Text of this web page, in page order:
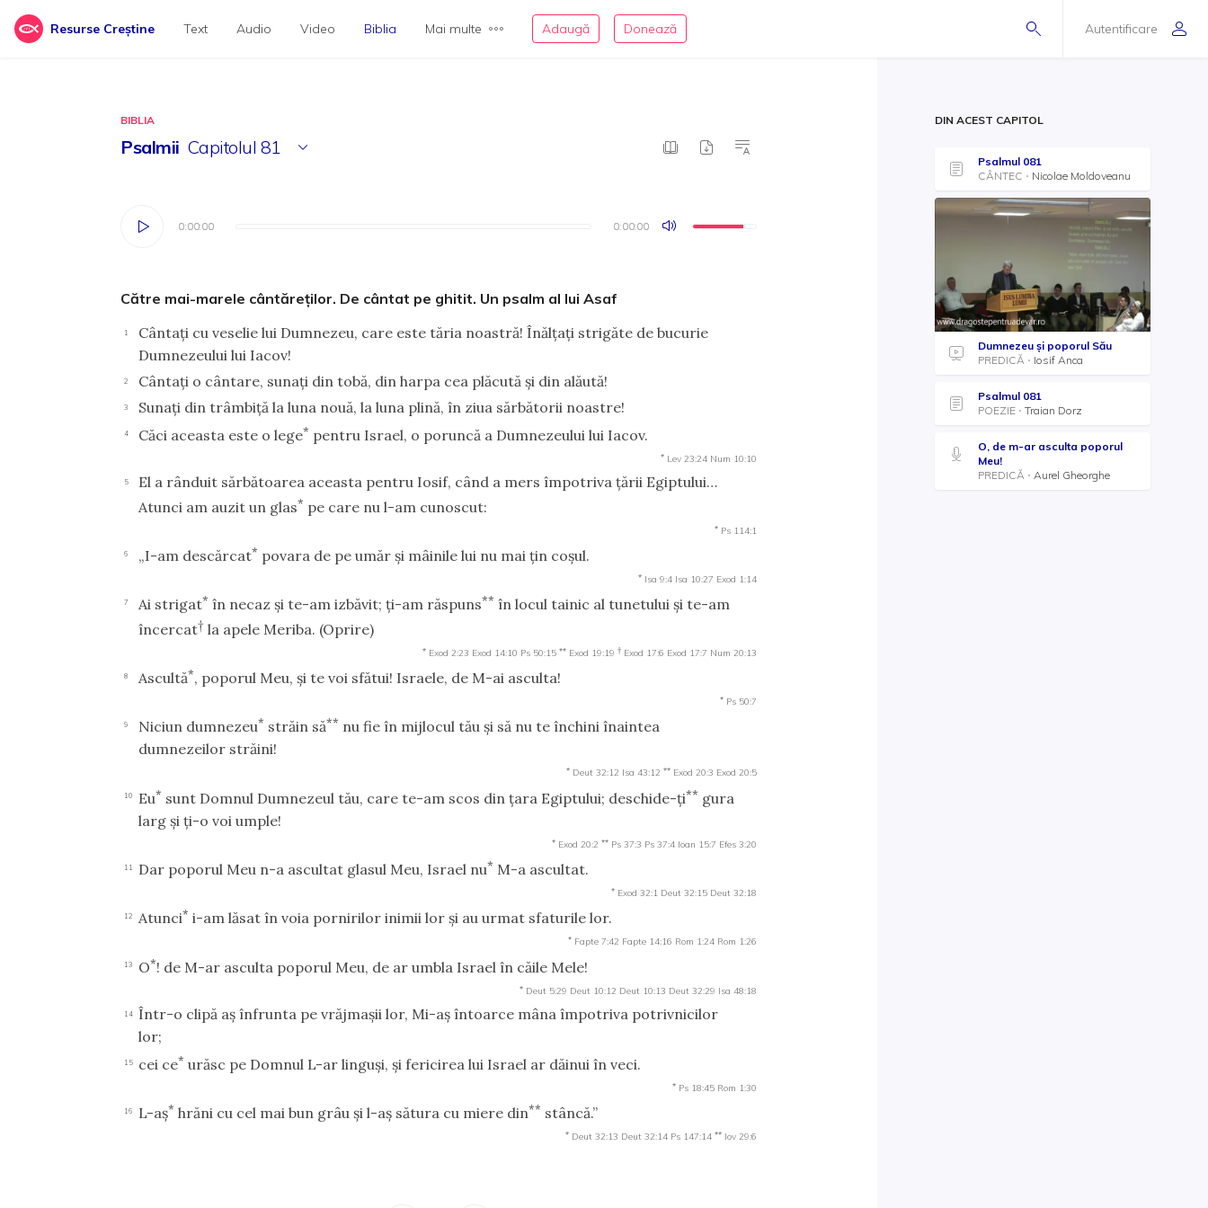
Resurse Creștine Autentificare
Text Audio Video Biblia Mai multe Adaugă Donează
BIBLIA
Psalmii Capitolul 81
0:00:00 0:00:00
0:00:00 0:00:00
Către mai-marele cântăreţilor. De cântat pe ghitit. Un psalm al lui Asaf
1
Cântaţi cu veselie lui Dumnezeu, care este tăria noastră! Înălţaţi strigăte de bucurie
Dumnezeului lui Iacov!
2 Cântaţi o cântare, sunaţi din tobă, din harpa cea plăcută şi din alăută!
3 Sunaţi din trâmbiţă la luna nouă, la luna plină, în ziua sărbătorii noastre!
4 Căci aceasta este o lege* pentru Israel, o poruncă a Dumnezeului lui Iacov.
* Lev 23:24 Num 10:10
5
El a rânduit sărbătoarea aceasta pentru Iosif, când a mers împotriva ţării Egiptului…
Atunci am auzit un glas* pe care nu l-am cunoscut:
* Ps 114:1
6 „I-am descărcat* povara de pe umăr şi mâinile lui nu mai ţin coşul.
* Isa 9:4 Isa 10:27 Exod 1:14
7 Ai strigat* în necaz şi te-am izbăvit; ţi-am răspuns** în locul tainic al tunetului şi te-am
încercat† la apele Meriba. (Oprire)
* Exod 2:23 Exod 14:10 Ps 50:15 ** Exod 19:19 † Exod 17:6 Exod 17:7 Num 20:13
8 Ascultă*, poporul Meu, şi te voi sfătui! Israele, de M-ai asculta!
* Ps 50:7
9 Niciun dumnezeu* străin să** nu fie în mijlocul tău şi să nu te închini înaintea
dumnezeilor străini!
* Deut 32:12 Isa 43:12 ** Exod 20:3 Exod 20:5
10 Eu* sunt Domnul Dumnezeul tău, care te-am scos din ţara Egiptului; deschide-ţi** gura
larg şi ţi-o voi umple!
* Exod 20:2 ** Ps 37:3 Ps 37:4 Ioan 15:7 Efes 3:20
11 Dar poporul Meu n-a ascultat glasul Meu, Israel nu* M-a ascultat.
* Exod 32:1 Deut 32:15 Deut 32:18
12 Atunci* i-am lăsat în voia pornirilor inimii lor şi au urmat sfaturile lor.
* Fapte 7:42 Fapte 14:16 Rom 1:24 Rom 1:26
13 O*! de M-ar asculta poporul Meu, de ar umbla Israel în căile Mele!
* Deut 5:29 Deut 10:12 Deut 10:13 Deut 32:29 Isa 48:18
14
Într-o clipă aş înfrunta pe vrăjmaşii lor, Mi-aş întoarce mâna împotriva potrivnicilor
lor;
15 cei ce* urăsc pe Domnul L-ar linguşi, şi fericirea lui Israel ar dăinui în veci.
* Ps 18:45 Rom 1:30
16 L-aş* hrăni cu cel mai bun grâu şi l-aş sătura cu miere din** stâncă.”
* Deut 32:13 Deut 32:14 Ps 147:14 ** Iov 29:6
DIN ACEST CAPITOL
Psalmul 081
CÂNTEC
Nicolae Moldoveanu
Dumnezeu și poporul Său
PREDICĂ
Iosif Anca
Psalmul 081
POEZIE
Traian Dorz
O, de m-ar asculta poporul
Meu!
PREDICĂ
Aurel Gheorghe